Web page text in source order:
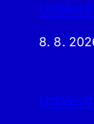
8. 8.